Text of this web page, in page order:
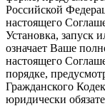
Российской
настоящего
Установка, запуск
означает Ваше
настоящего
порядке,
Гражданского
юридически